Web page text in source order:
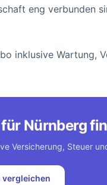
eng verbunden
inklusive Wartung,
Nürnberg
Versicherung, Steuer